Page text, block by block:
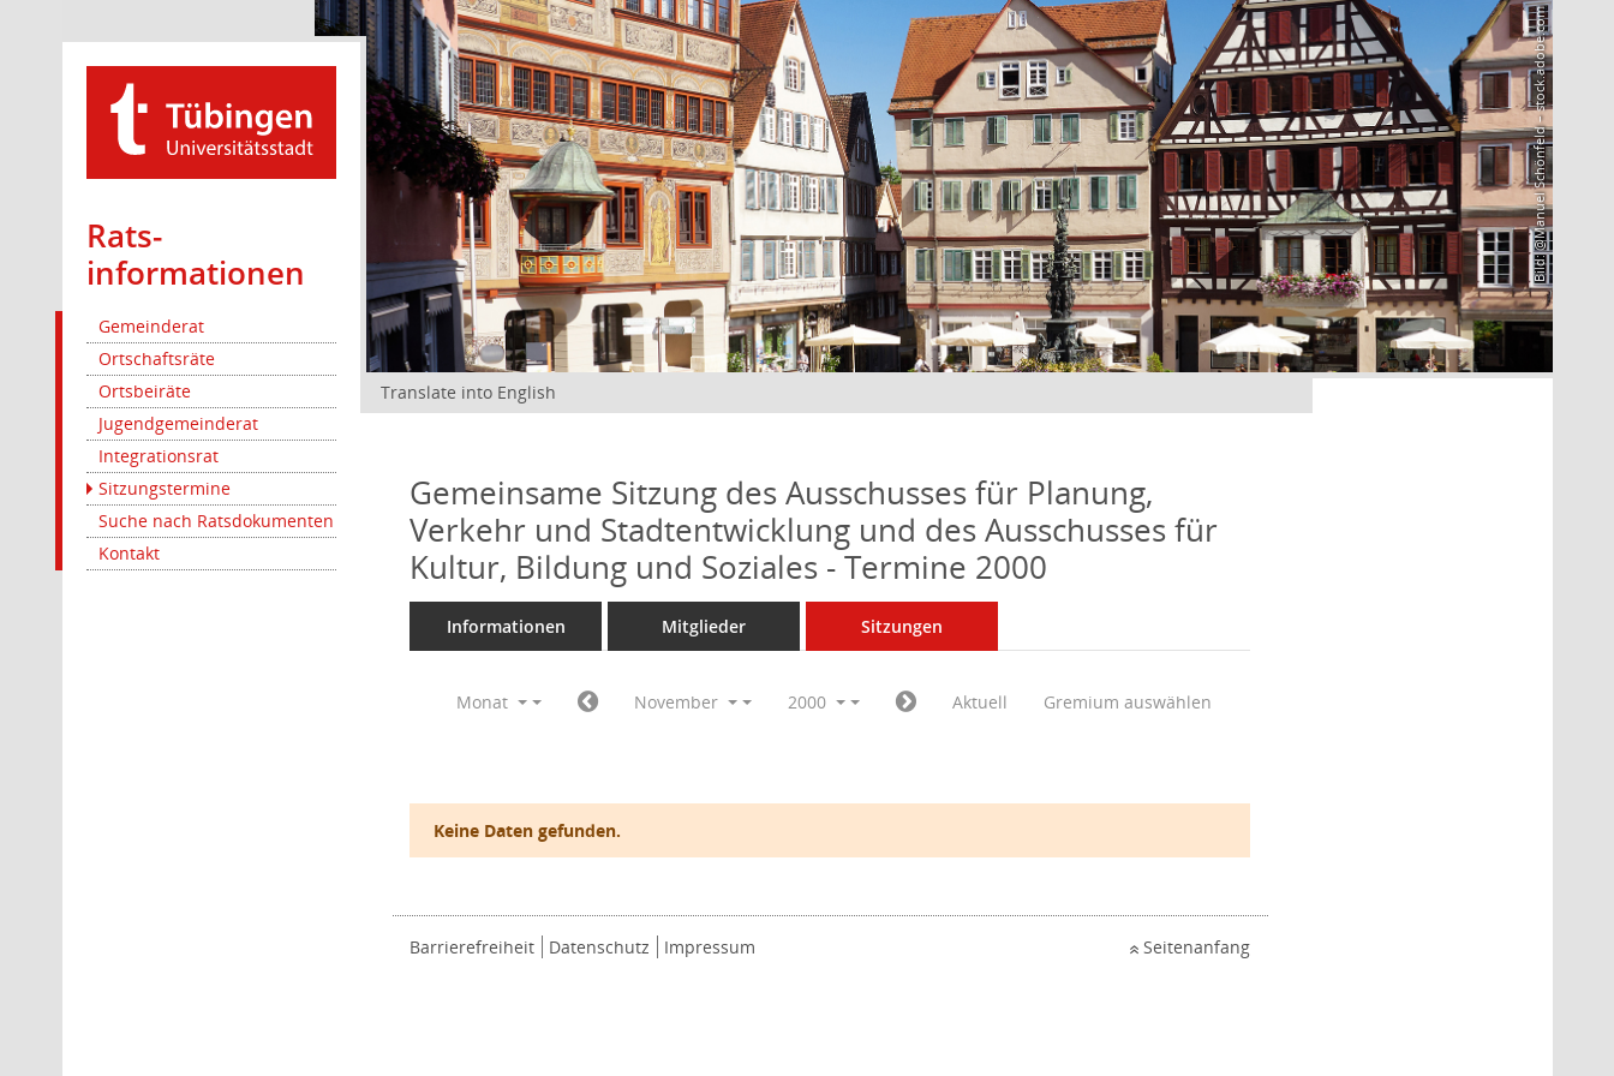
Rats­
informationen
Gemeinderat
Ortschaftsräte
Ortsbeiräte
Jugendgemeinderat
Integrationsrat
Sitzungstermine
Suche nach Ratsdokumenten
Kontakt
Bild: @Manuel Schönfeld – stock.adobe.com
Translate into English
Gemeinsame Sitzung des Ausschusses für Planung,
Verkehr und Stadtentwicklung und des Ausschusses für
Kultur, Bildung und Soziales - Termine 2000
Informationen Mitglieder Sitzungen
Monat November 2000 Aktuell Gremium auswählen
Keine Daten gefunden.
Barrierefreiheit Datenschutz Impressum Seitenanfang